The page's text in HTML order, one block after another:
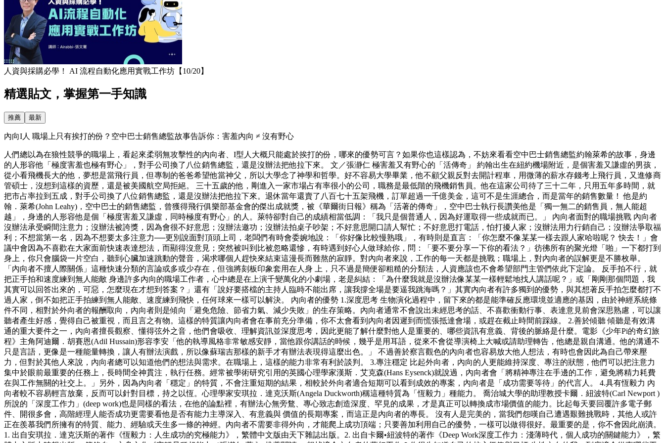
人資與採購必學！ AI 流程自動化應用實戰工作坊【10/20】
精選貼文，掌握第一手知識
推薦 最新
內向I人 職場上只有挨打的份？空中巴士銷售總監故事告訴你：害羞內向 ≠ 沒有野心
人們總以為在狼性競爭的職場上，看起來柔弱無攻擊性的內向者、I型人大概只能處於挨打的份，哪來的優勢可言？如果你也這樣認為，不妨來看看空中巴士銷售總監約翰萊希的故事，身邊
的人形容他「極度害羞也極有野心」，對手公司換了八位銷售總監，還是沒辦法把他拉下來。 文／張瀞仁 極害羞又有野心的「活傳奇」 約翰出生在紐約機場附近，是個害羞又謙虛的男孩，
從小看飛機長大的他，夢想是當飛行員，但專制的爸爸希望他當神父，所以大學念了神學和哲學。好不容易大學畢業，他不顧父親反對去開計程車，用微薄的薪水存錢考上飛行員，又進修商
管碩士，沒想到這樣的資歷，還是被美國航空局拒絕。 三十五歲的他，剛進入一家市場占有率很小的公司，職務是最低階的飛機銷售員。他在這家公司待了三十二年，只用五年多時間，就
把市占率拉到五成，對手公司換了八位銷售總監，還是沒辦法把他拉下來。退休當年還賣了八百七十五架飛機，訂單超過一千億美金，這可不是生涯總合，而是當年的銷售數量！ 他是約
翰．萊希(John Leahy)，空中巴士的銷售總監，曾獲得飛行俱樂部基金會的傑出成就獎，被《華爾街日報》稱為「活著的傳奇」，空中巴士執行長讚美他是「獨一無二的銷售員，無人能超
越」，身邊的人形容他是個「極度害羞又謙虛，同時極度有野心」的人。萊特卻對自己的成績相當低調：「我只是個普通人，因為好運取得一些成就而已。」 內向者面對的職場挑戰 內向者
沒辦法承受瞬間注意力；沒辦法被誇獎，因為會很不好意思；沒辦法邀功；沒辦法拍桌子吵架；不好意思開口請人幫忙；不好意思打電話，怕打擾人家；沒辦法用力行銷自己；沒辦法爭取福
利；不想當第一名，因為不想要太多注意力──更別說面對頂頭上司，老闆們有時會委婉地說：「你好像比較慢熟哦」，有時則是直言：「你怎麼不像某某一樣去跟人家哈啦呢？ 快去！」會
議中會因為不喜歡在大家面前快速表達想法，而顯得沒意見；突然被叫到比被忽略還慘，有時遇到好心人做球給你，問：「要不要分享一下你的看法？」彷彿所有的聚光燈「啪」一下都打到
身上，你只會腦袋一片空白，聽到心臟加速跳動的聲音，渴求哪個人趕快來結束這漫長而難熬的寂靜。對內向者來說，工作的每一天都是挑戰；職場上，對內向者的誤解更是不勝枚舉。
「內向者不擅人際關係」這種快速分類的言論或多或少存在，但強將刻板印象套用在人身 上，只不過是簡便卻粗糙的分類法，人資應該也不會希望部門主管們依此下定論。 反手拍不行，就
把正手拍和速度練到無人能敵 身邊許多內向的職場工作者，心中總是在上演千變萬化的小劇場，老是糾結：「為什麼我就是沒辦法像某某一樣輕鬆地找人講話呢？」或「剛剛那個問題，我
其實可以回答出來的，可惡，怎麼現在才想到答案？」還有「說好要搭檔的主持人臨時不能出席，讓我撐全場是要逼我跳海嗎？」其實內向者有許多獨到的優勢，與其想著反手拍怎麼都打不
過人家，倒不如把正手拍練到無人能敵、速度練到飛快，任何球來一樣可以解決。 內向者的優勢 1.深度思考 生物演化過程中，留下來的都是能準確反應環境並適應的基因，由於神經系統條
件不同，相對於外向者的報酬取向，內向者則是傾向「避免危險、節省力氣、減少失敗」的生存策略。內向者通常不會說出未經思考的話、不喜歡衝動行事、表達意見前會深思熟慮，可以讓
聽者產生好感，覺得自己被重視，而且言之有物。這樣的特質讓內向者會在事前充分準備，你不太會看到內向者因遲到而慌張抵達會場，或趕在截止時間前踩線。 2.善於傾聽 傾聽是有效溝
通的重大要件之一，內向者擅長觀察、懂得弦外之音，他們會吸收、理解資訊並深度思考，因此更能了解什麼對他人是重要的、哪些資訊有意義、背後的脈絡是什麼。電影《少年Pi的奇幻旅
程》主角阿迪爾．胡賽恩(Adil Hussain)形容李安「他的執導風格非常敏感安靜，當他跟你講話的時候，幾乎是用耳語，從來不會從導演椅上大喊或請助理轉告，他總是親自溝通。他的溝通不
只是言語，更像是一種能量轉換，讓人有辦法演戲，所以像蘇瑞吉那樣的新手才有辦法表現得這麼出色。」 不過善於察言觀色的內向者也容易放大他人想法，有時也會因此為自己帶來壓
力，但對於其他人來說，內向者總可以知道他們的想法與需求。在職場上，這樣的能力非常有利於談判。 3.專注穩定 比起外向者，內向的人更能維持深度、專注的狀態，他們可以把注意力
集中於眼前最重要的任務上，長時間全神貫注，執行任務。經常被學術研究引用的英國心理學家漢斯．艾克森(Hans Eysenck)就說過，內向者會「將精神專注在手邊的工作，避免將精力耗費
在與工作無關的社交上。」另外，因為內向者「穩定」的特質，不會注重短期的結果，相較於外向者適合短期可以看到成效的專案，內向者是「成功需要等待」的代言人。 4.具有恆毅力 內
向者較不容易輕言放棄，反而可以針對目標，持之以恆。心理學家安琪拉．達克沃斯(Angela Duckworth)稱這種特質為「恆毅力」種能力。 喬治城大學的助理教授卡爾．紐波特(Carl Newport )
所說的「深度工作力」(deep work)也是同樣的看法，在他的論點裡，有辦法心無旁鶩、專心致志創造深度、罕見的成果，才是真正可以轉換成市場價值的能力。比起每天要回覆許多電子郵
件、開很多會，高階經理人能否成功更需要看他是否有能力主導深入、有意義與 價值的長期專案，而這正是內向者的專長。 沒有人是完美的，當我們怨嘆自己遭遇艱難挑戰時，其他人或許
正在羨慕我們所擁有的特質、能力、經驗或天生多一條的神經。內向者不需要非得外向，才能爬上成功頂端；只要善加利用自己的優勢，一樣可以做得很好。最重要的是，你不會因此崩潰。
1. 出自安琪拉．達克沃斯的著作《恆毅力：人生成功的究極能力》，繁體中文版由天下雜誌出版。2. 出自卡爾•紐波特的著作《Deep Work深度工作力：淺薄時代，個人成功的關鍵能力》，繁